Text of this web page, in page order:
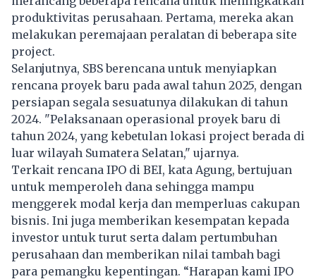
produktivitas perusahaan. Pertama, mereka akan
melakukan peremajaan peralatan di beberapa site
project.
Selanjutnya, SBS berencana untuk menyiapkan
rencana proyek baru pada awal tahun 2025, dengan
persiapan segala sesuatunya dilakukan di tahun
2024. "Pelaksanaan operasional proyek baru di
tahun 2024, yang kebetulan lokasi project berada di
luar wilayah Sumatera Selatan," ujarnya.
Terkait rencana IPO di BEI, kata Agung, bertujuan
untuk memperoleh dana sehingga mampu
menggerek modal kerja dan memperluas cakupan
bisnis. Ini juga memberikan kesempatan kepada
investor untuk turut serta dalam pertumbuhan
perusahaan dan memberikan nilai tambah bagi
para pemangku kepentingan. “Harapan kami IPO